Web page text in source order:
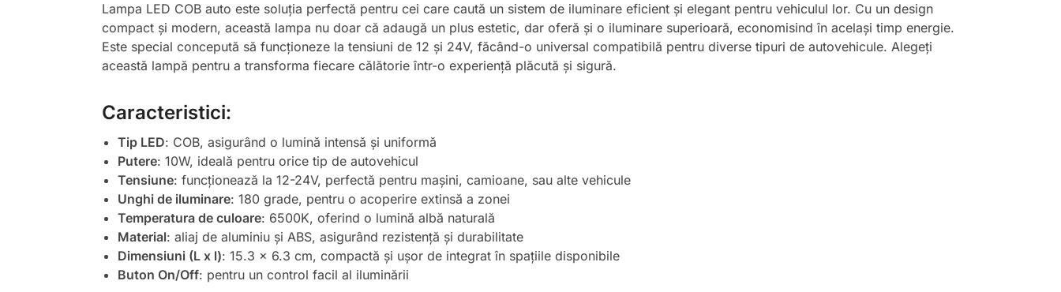
Lampa LED COB auto este soluția perfectă pentru cei care caută un sistem de iluminare eficient și elegant pentru vehiculul lor. Cu un design
compact și modern, această lampa nu doar că adaugă un plus estetic, dar oferă și o iluminare superioară, economisind în același timp energie.
Este special concepută să funcționeze la tensiuni de 12 și 24V, făcând-o universal compatibilă pentru diverse tipuri de autovehicule. Alegeți
această lampă pentru a transforma fiecare călătorie într-o experiență plăcută și sigură.
Caracteristici:
Tip LED: COB, asigurând o lumină intensă și uniformă
Putere: 10W, ideală pentru orice tip de autovehicul
Tensiune: funcționează la 12-24V, perfectă pentru mașini, camioane, sau alte vehicule
Unghi de iluminare: 180 grade, pentru o acoperire extinsă a zonei
Temperatura de culoare: 6500K, oferind o lumină albă naturală
Material: aliaj de aluminiu și ABS, asigurând rezistență și durabilitate
Dimensiuni (L x l): 15.3 x 6.3 cm, compactă și ușor de integrat în spațiile disponibile
Buton On/Off: pentru un control facil al iluminării